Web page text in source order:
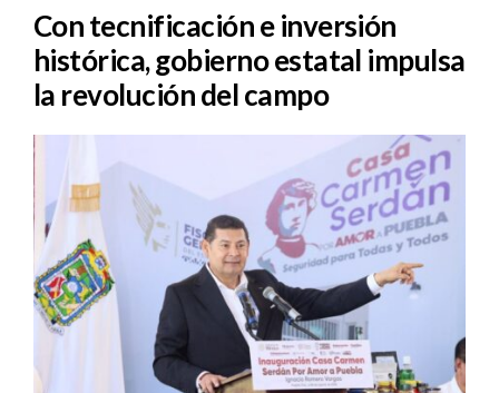
Con tecnificación e inversión
histórica, gobierno estatal impulsa
la revolución del campo